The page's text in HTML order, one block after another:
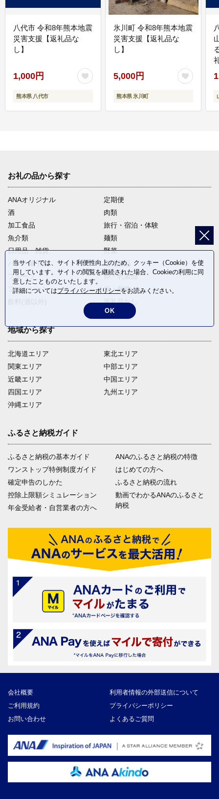
八代市 令和8年熊本地震
災害支援【返礼品な
し】
1,000円
熊本県 八代市
氷川町 令和8年熊本地震
災害支援【返礼品な
し】
5,000円
熊本県 氷川町
お礼の品から探す
ANAオリジナル
定期便
酒
肉類
加工食品
旅行・宿泊・体験
魚介類
麺類
日用品・雑貨
野菜
パン・菓子類
電化製品
フルーツ
卵・乳製品
ファッション
米・穀物
返礼品なし
地域から探す
北海道エリア
関東エリア
近畿エリア
四国エリア
沖縄エリア
東北エリア
中部エリア
中国エリア
九州エリア
ふるさと納税ガイド
ふるさと納税の基本ガイド
ワンストップ特例制度ガイド
確定申告のしかた
控除上限額シミュレーション
年金受給者・自営業者の方へ
ANAのふるさと納税の特徴
はじめての方へ
ふるさと納税の流れ
動画でわかるANAのふるさと
納税
会社概要
利用者情報の外部送信について
ご利用規約
プライバシーポリシー
お問い合わせ
よくあるご質問
当サイトでは、サイト利便性向上のため、クッキー（Cookie）を使
用しています。サイトの閲覧を継続された場合、Cookieの利用に同
意したことものといたします。
詳細についてはプライバシーポリシーをお読みください。
OK